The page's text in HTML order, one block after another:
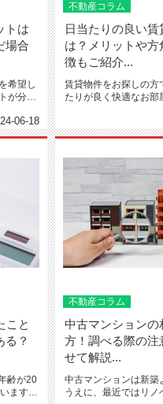
トは
場合
希望し
が分か
06-18
不動産コラム
日当たりの良い賃
は？メリットや方
徴もご紹介...
賃貸物件をお探しの方
たりが良く快適なお部
こと
る？
齢が20
ます。
不動産コラム
中古マンションの
方！調べる際の注
せて解説...
中古マンションは新築
うえに、最近ではリノ